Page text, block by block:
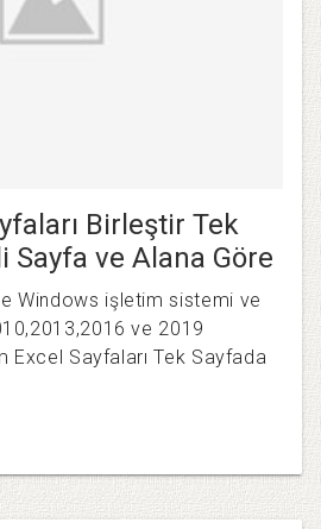
Birleştir Tek
Sayfa ve Alana Göre
Windows işletim sistemi ve
ve 2019
Excel Sayfaları Tek Sayfada